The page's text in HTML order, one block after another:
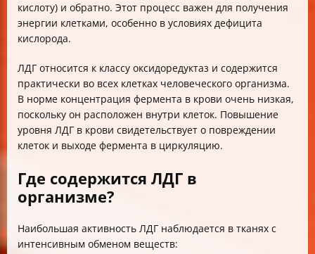
кислоту) и обратно. Этот процесс важен для получения
энергии клетками, особенно в условиях дефицита
кислорода.
ЛДГ относится к классу оксидоредуктаз и содержится
практически во всех клетках человеческого организма.
В норме концентрация фермента в крови очень низкая,
поскольку он расположен внутри клеток. Повышение
уровня ЛДГ в крови свидетельствует о повреждении
клеток и выходе фермента в циркуляцию.
Где содержится ЛДГ в
организме?
Наибольшая активность ЛДГ наблюдается в тканях с
интенсивным обменом веществ: